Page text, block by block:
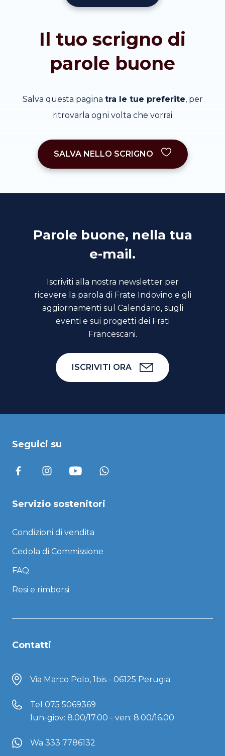
Il tuo scrigno di
parole buone
Salva questa pagina tra le tue preferite, per
ritrovarla ogni volta che vorrai
SALVA NELLO SCRIGNO
Parole buone, nella tua
e-mail.
Iscriviti alla nostra newsletter per
ricevere la parola di Frate Indovino e gli
aggiornamenti sul Calendario, sugli
eventi e sui progetti dei Frati
Francescani.
ISCRIVITI ORA
Seguici su
Servizio sostenitori
Condizioni di vendita
Cedola di Commissione
FAQ
Resi e rimborsi
Contatti
Via Marco Polo, 1bis - 06125 Perugia
Tel 075 5069369
lun-giov: 8.00/17.00 - ven: 8.00/16.00
Wa 333 7786132